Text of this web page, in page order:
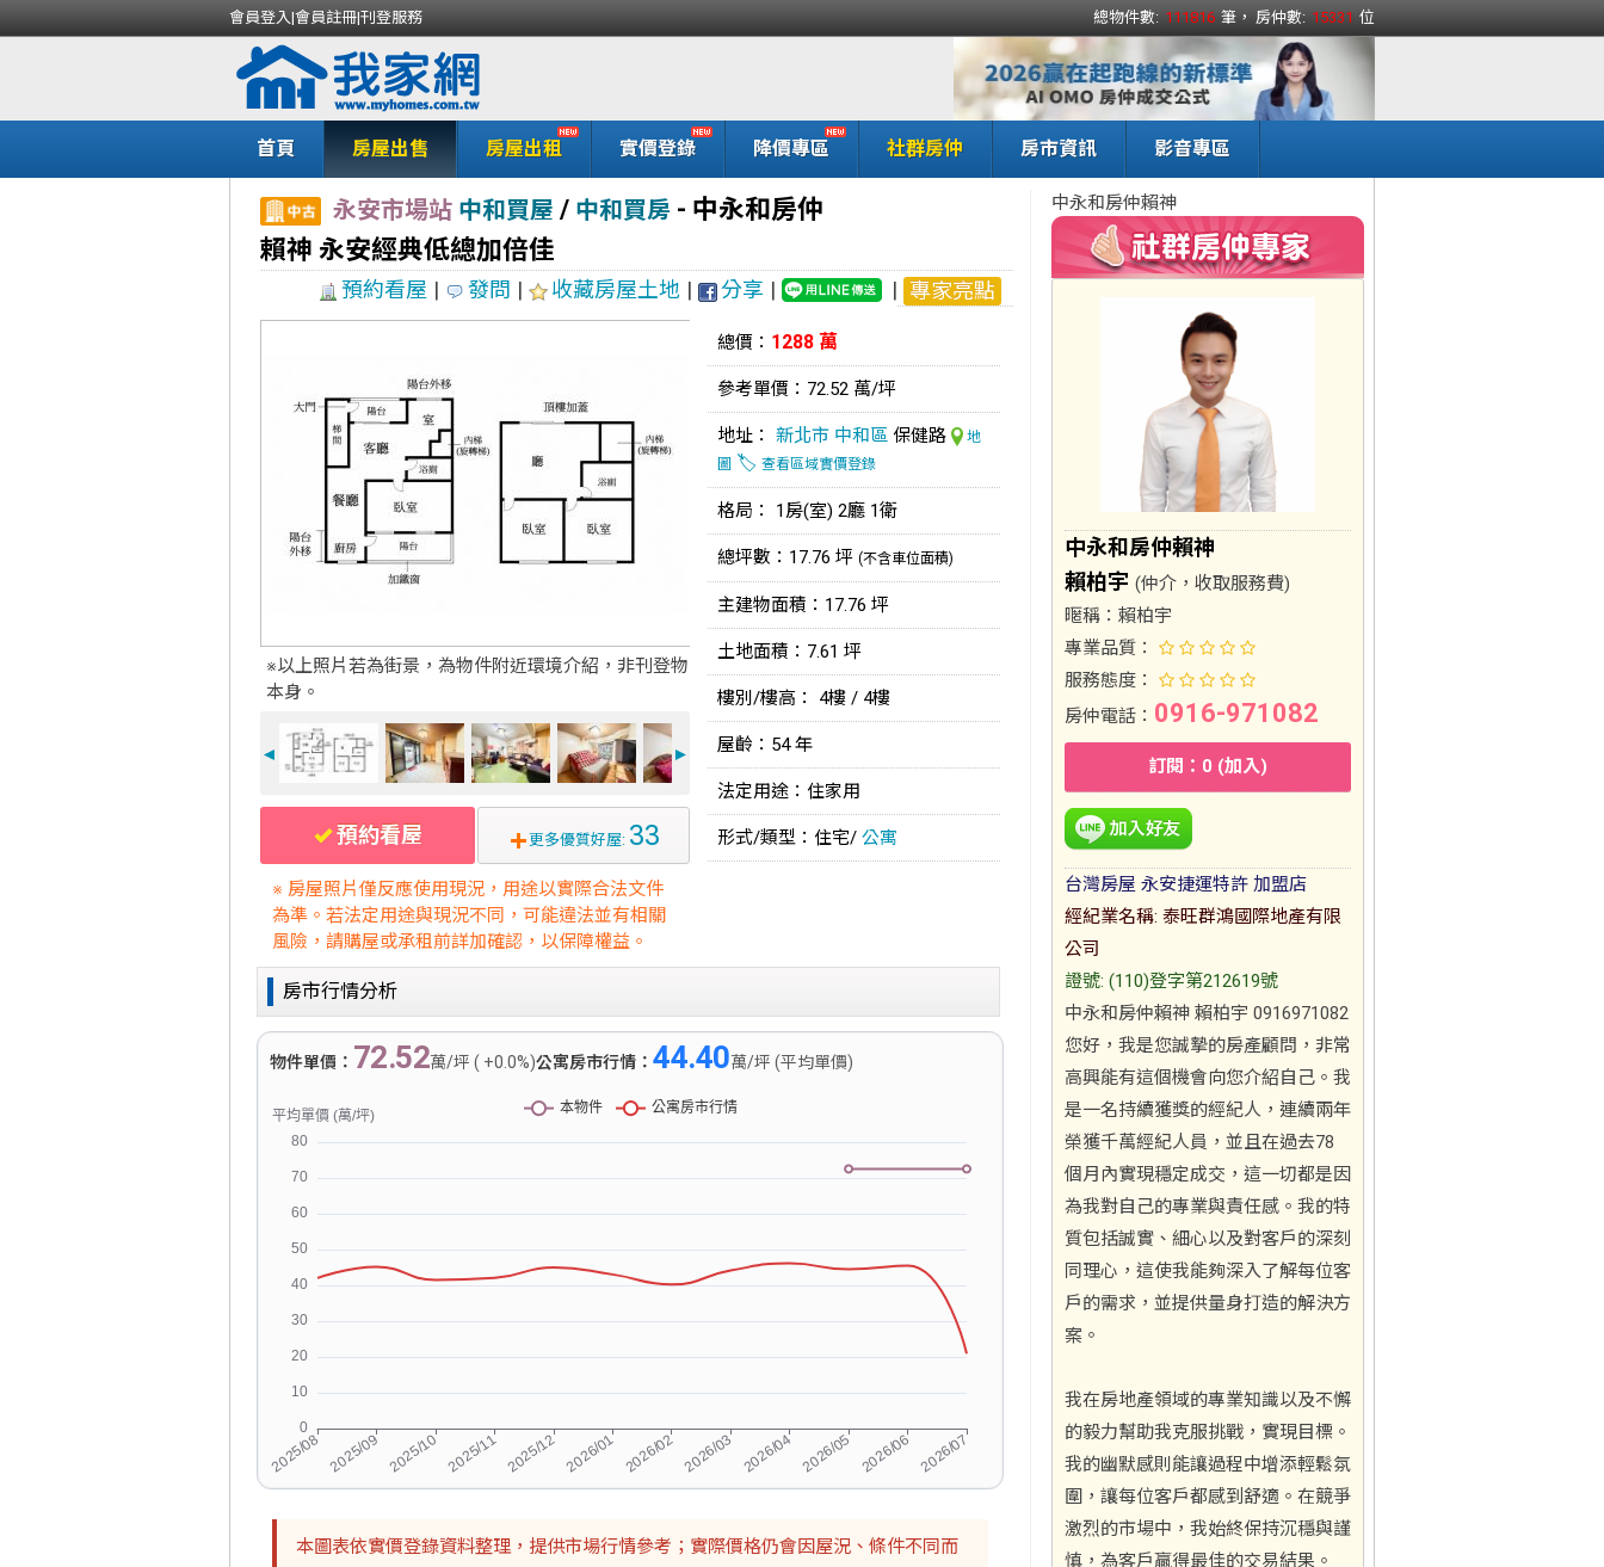
會員登入|會員註冊|刊登服務 總物件數: 111816 筆， 房仲數: 15331 位
首頁 房屋出售 房屋出租 實價登錄 降價專區 社群房仲 房市資訊 影音專區
永安市場站 中和買屋 / 中和買房 - 中永和房仲
賴神 永安經典低總加倍佳
預約看屋 | 發問 | 收藏房屋土地 | 分享 | | 專家亮點
※以上照片若為街景，為物件附近環境介紹，非刊登物
本身。
◄ ►
預約看屋 更多優質好屋: 33
※ 房屋照片僅反應使用現況，用途以實際合法文件
為準。若法定用途與現況不同，可能違法並有相關
風險，請購屋或承租前詳加確認，以保障權益。
總價： 1288 萬
參考單價：72.52 萬/坪
地址： 新北市 中和區 保健路
地
圖 🏷️ 查看區域實價登錄
格局： 1房(室) 2廳 1衛
總坪數：17.76 坪 (不含車位面積)
主建物面積：17.76 坪
土地面積：7.61 坪
樓別/樓高： 4樓 / 4樓
屋齡：54 年
法定用途：住家用
形式/類型：住宅/ 公寓
房市行情分析
物件單價： 72.52萬/坪 ( +0.0%)公寓房市行情：44.40萬/坪 (平均單價)
本圖表依實價登錄資料整理，提供市場行情參考；實際價格仍會因屋況、條件不同而
中永和房仲賴神
中永和房仲賴神
賴柏宇 (仲介，收取服務費)
暱稱： 賴柏宇
專業品質：
服務態度：
房仲電話： 0916-971082
訂閱：0 (加入)
台灣房屋 永安捷運特許 加盟店
經紀業名稱: 泰旺群鴻國際地產有限
公司
證號: (110)登字第212619號
中永和房仲賴神 賴柏宇 0916971082
您好，我是您誠摯的房產顧問，非常
高興能有這個機會向您介紹自己。我
是一名持續獲獎的經紀人，連續兩年
榮獲千萬經紀人員，並且在過去78
個月內實現穩定成交，這一切都是因
為我對自己的專業與責任感。我的特
質包括誠實、細心以及對客戶的深刻
同理心，這使我能夠深入了解每位客
戶的需求，並提供量身打造的解決方
案。
我在房地產領域的專業知識以及不懈
的毅力幫助我克服挑戰，實現目標。
我的幽默感則能讓過程中增添輕鬆氛
圍，讓每位客戶都感到舒適。在競爭
激烈的市場中，我始終保持沉穩與謹
慎，為客戶贏得最佳的交易結果。